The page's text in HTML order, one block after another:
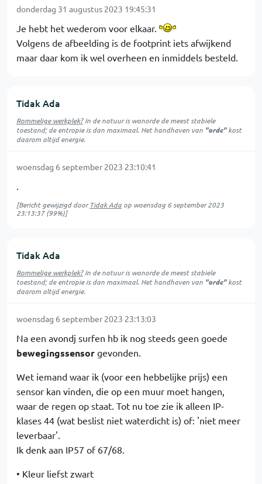
donderdag 31 augustus 2023 19:45:31
Je hebt het wederom voor elkaar.
Volgens de afbeelding is de footprint iets afwijkend
maar daar kom ik wel overheen en inmiddels besteld.
Tidak Ada
Rommelige werkplek?In de natuur iswanordede meest stabiele
toestand; de entropie is dan maximaal. Het handhaven van "orde"kost
daarom altijd energie.
woensdag 6 september 2023 23:10:41
.
[Bericht gewijzigd doorTidak Ada op woensdag 6 september 2023
23:13:37(99%)]
Tidak Ada
Rommelige werkplek?In de natuur iswanordede meest stabiele
toestand; de entropie is dan maximaal. Het handhaven van "orde"kost
daarom altijd energie.
woensdag 6 september 2023 23:13:03
Na een avondj surfen hb ik nog steeds geen goede
bewegingssensor gevonden.
Wet iemand waar ik (voor een hebbelijke prijs) een
sensor kan vinden, die op een muur moet hangen,
waar de regen op staat. Tot nu toe zie ik alleen IP-
klases 44 (wat beslist niet waterdicht is) of: 'niet meer
leverbaar'.
Ik denk aan IP57 of 67/68.
• Kleur liefst zwart